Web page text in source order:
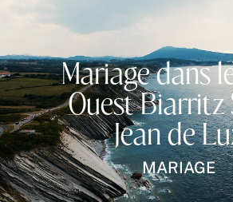
Mariage dans
Ouest Biarritz
Jean de
MARIAGE